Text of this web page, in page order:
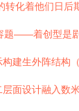
化着他们日
——着创型是
建生外阵结
面设计融入